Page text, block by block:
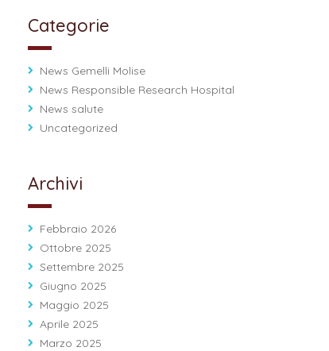
Categorie
News Gemelli Molise
News Responsible Research Hospital
News salute
Uncategorized
Archivi
Febbraio 2026
Ottobre 2025
Settembre 2025
Giugno 2025
Maggio 2025
Aprile 2025
Marzo 2025